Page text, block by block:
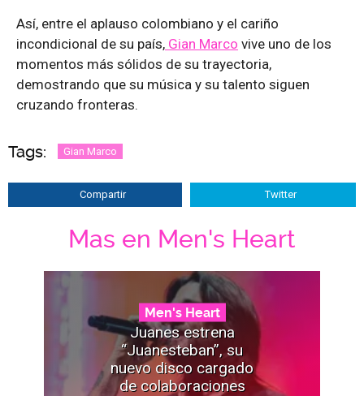
Así, entre el aplauso colombiano y el cariño
incondicional de su país, Gian Marco vive uno de los
momentos más sólidos de su trayectoria,
demostrando que su música y su talento siguen
cruzando fronteras.
Tags: Gian Marco
Compartir Twitter
Mas en Men's Heart
Men's Heart
Juanes estrena
“Juanesteban”, su
nuevo disco cargado
de colaboraciones